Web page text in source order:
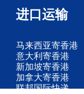
进口运输
马来西亚寄香港
意大利寄香港
新加坡寄香港
加拿大寄香港
联邦国际快递